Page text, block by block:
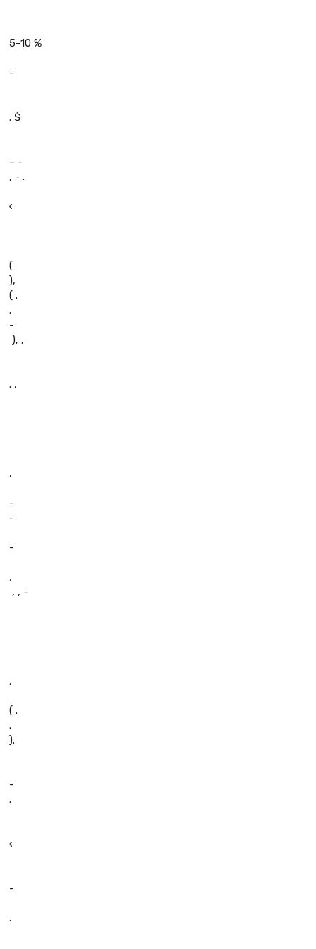
5–10 %
-
. Š
– -
, - .
‹
(
),
( .
.
-
 ), ,
. ‚
,
-
-
-
,
 , , -
,
( .
.
).
-
.
‹
-
.